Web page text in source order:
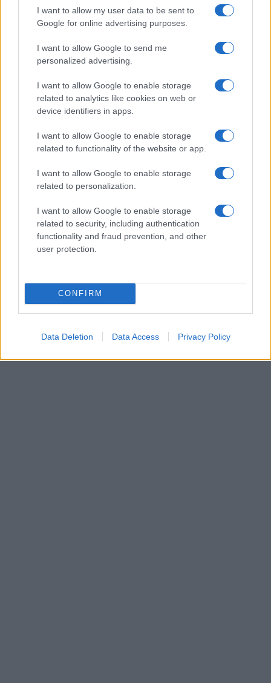
I want to allow my user data to be sent to
Google for online advertising purposes.
I want to allow Google to send me
personalized advertising.
I want to allow Google to enable storage
related to analytics like cookies on web or
device identifiers in apps.
I want to allow Google to enable storage
related to functionality of the website or app.
I want to allow Google to enable storage
related to personalization.
I want to allow Google to enable storage
related to security, including authentication
functionality and fraud prevention, and other
user protection.
CONFIRM
Data Deletion Data Access Privacy Policy